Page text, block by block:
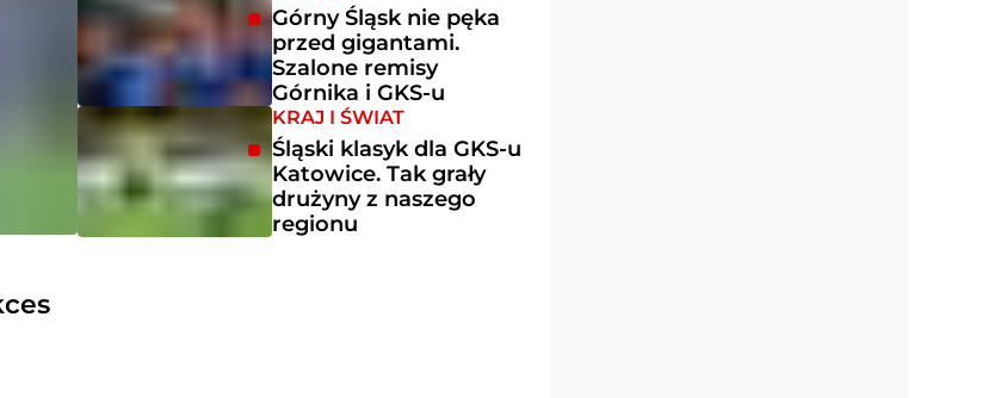
Górny Śląsk nie pęka
przed gigantami.
Szalone remisy
Górnika i GKS-u
KRAJ I ŚWIAT
Śląski klasyk dla GKS-u
Katowice. Tak grały
drużyny z naszego
regionu